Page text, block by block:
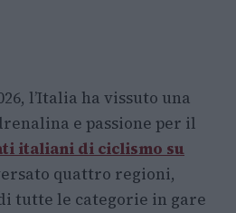
l’Italia ha vissuto una
e passione per il
italiani di ciclismo su
quattro regioni,
tutte le categorie in gare